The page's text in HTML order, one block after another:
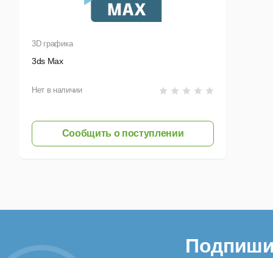
3D графика
3ds Max
Нет в наличии
Сообщить о поступлении